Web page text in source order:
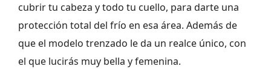
cubrir tu cabeza y todo tu cuello, para darte una
protección total del frío en esa área. Además de
que el modelo trenzado le da un realce único, con
el que lucirás muy bella y femenina.